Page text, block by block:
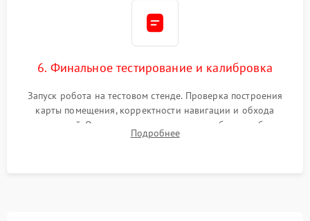
6. Финальное тестирование и калибровка
Запуск робота на тестовом стенде. Проверка построения
карты помещения, корректности навигации и обхода
препятствий. Оценка силы всасывания и работы турбины.
Тестирование автоматического возврата на док-станцию и
Подробнее